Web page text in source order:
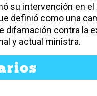
su intervención en
definió como una
difamación contra la
y actual ministra.